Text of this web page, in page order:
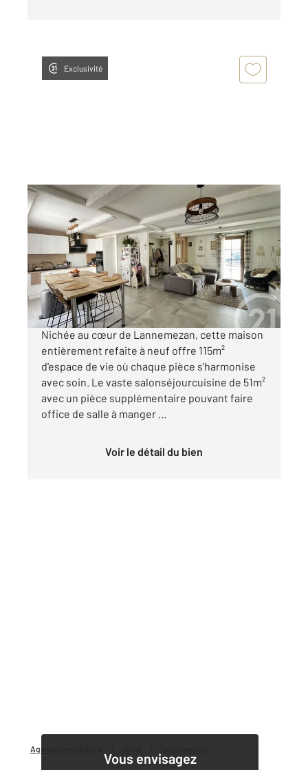
Agence immobilière
Exclusivité
LANNEMEZAN 65
114,58 m
, 5 pièces
Ref : 17915
Maison à vendre
236 000 €
Visiter le site dédié
Nichée au cœur de Lannemezan, cette maison
entièrement refaite à neuf offre 115m²
d'espace de vie où chaque pièce s'harmonise
avec soin. Le vaste salonséjourcuisine de 51m²
avec un pièce supplémentaire pouvant faire
office de salle à manger ...
Voir le détail du bien
Vous envisagez